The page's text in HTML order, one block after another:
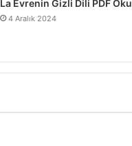
La Evrenin Gizli Dili PDF Oku
4 Aralık 2024